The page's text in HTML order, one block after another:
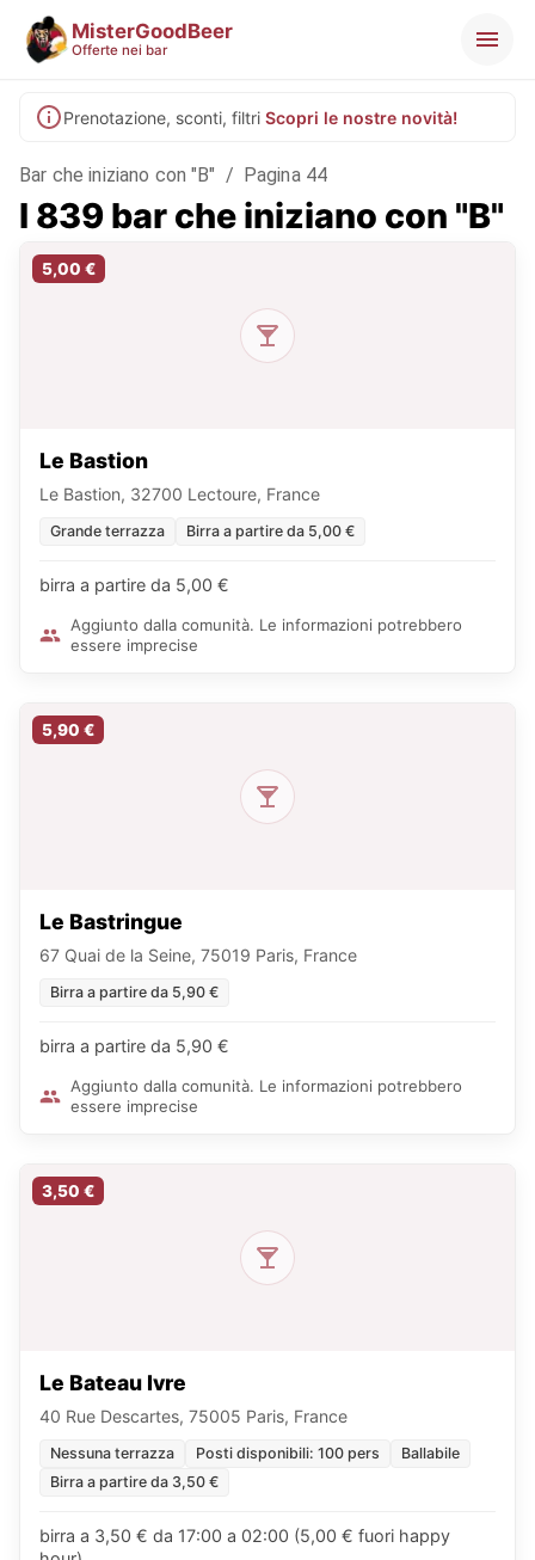
MisterGoodBeer
Offerte nei bar
Prenotazione, sconti, filtri Scopri le nostre novità!
Bar che iniziano con "B" / Pagina 44
I 839 bar che iniziano con "B"
5,00 €
Le Bastion
Le Bastion, 32700 Lectoure, France
Grande terrazza Birra a partire da 5,00 €
birra a partire da 5,00 €
Aggiunto dalla comunità. Le informazioni potrebbero
essere imprecise
5,90 €
Le Bastringue
67 Quai de la Seine, 75019 Paris, France
Birra a partire da 5,90 €
birra a partire da 5,90 €
Aggiunto dalla comunità. Le informazioni potrebbero
essere imprecise
3,50 €
Le Bateau Ivre
40 Rue Descartes, 75005 Paris, France
Nessuna terrazza Posti disponibili: 100 pers
Ballabile
Birra a partire da 3,50 €
birra a 3,50 € da 17:00 a 02:00 (5,00 € fuori happy